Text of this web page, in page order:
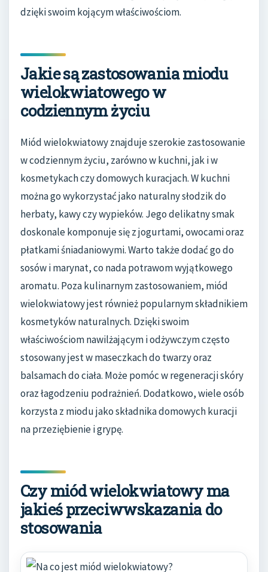
dzięki swoim kojącym właściwościom.
Jakie są zastosowania miodu
wielokwiatowego w
codziennym życiu
Miód wielokwiatowy znajduje szerokie zastosowanie
w codziennym życiu, zarówno w kuchni, jak i w
kosmetykach czy domowych kuracjach. W kuchni
można go wykorzystać jako naturalny słodzik do
herbaty, kawy czy wypieków. Jego delikatny smak
doskonale komponuje się z jogurtami, owocami oraz
płatkami śniadaniowymi. Warto także dodać go do
sosów i marynat, co nada potrawom wyjątkowego
aromatu. Poza kulinarnym zastosowaniem, miód
wielokwiatowy jest również popularnym składnikiem
kosmetyków naturalnych. Dzięki swoim
właściwościom nawilżającym i odżywczym często
stosowany jest w maseczkach do twarzy oraz
balsamach do ciała. Może pomóc w regeneracji skóry
oraz łagodzeniu podrażnień. Dodatkowo, wiele osób
korzysta z miodu jako składnika domowych kuracji
na przeziębienie i grypę.
Czy miód wielokwiatowy ma
jakieś przeciwwskazania do
stosowania